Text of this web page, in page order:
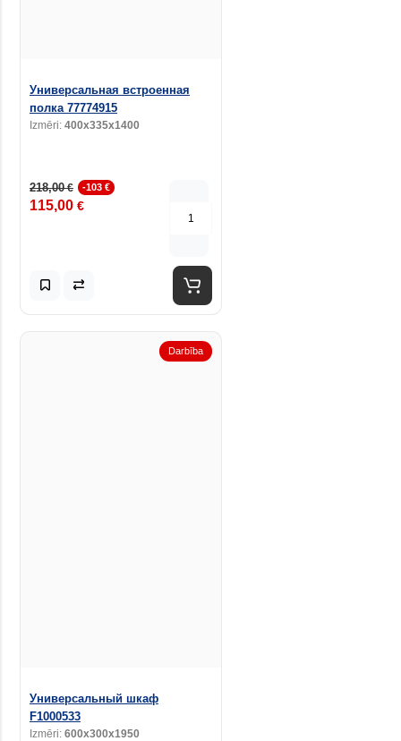
Универсальная встроенная
полка 77774915
Izmēri: 400x335x1400
218,00€ -103 €
115,00 €
Darbība
Универсальный шкаф
F1000533
Izmēri: 600x300x1950